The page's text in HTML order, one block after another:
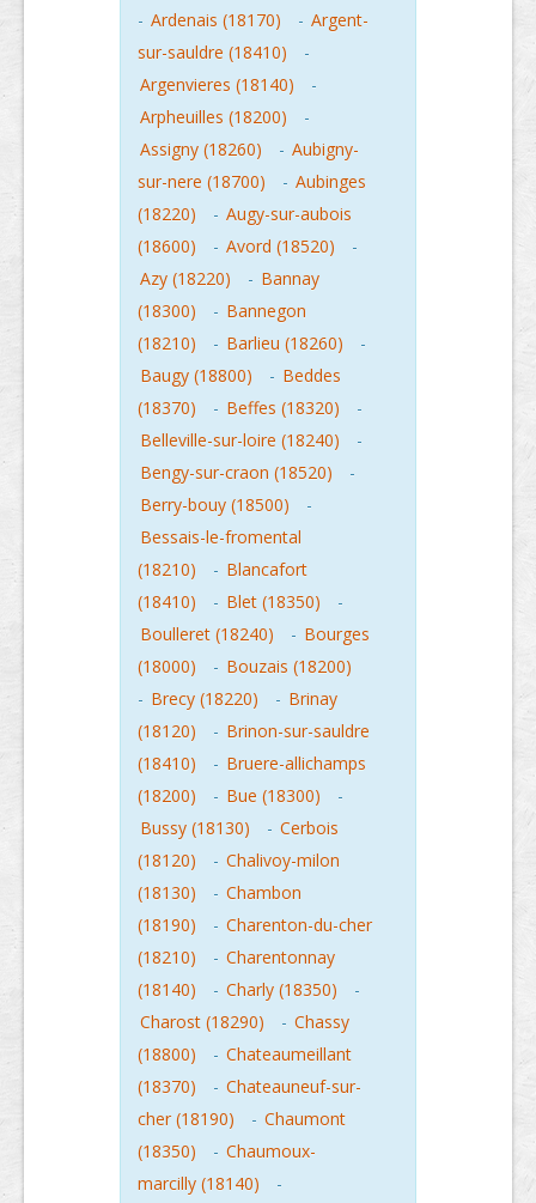
- Ardenais (18170) - Argent-
sur-sauldre (18410)
-
Argenvieres (18140)
-
Arpheuilles (18200)
-
Assigny (18260)
- Aubigny-
sur-nere (18700)
- Aubinges
(18220)
- Augy-sur-aubois
(18600)
- Avord (18520)
-
Azy (18220)
- Bannay
(18300)
- Bannegon
(18210)
- Barlieu (18260)
-
Baugy (18800)
- Beddes
(18370)
- Beffes (18320)
-
Belleville-sur-loire (18240)
-
Bengy-sur-craon (18520)
-
Berry-bouy (18500)
-
Bessais-le-fromental
(18210)
- Blancafort
(18410)
- Blet (18350)
-
Boulleret (18240)
- Bourges
(18000)
- Bouzais (18200)
- Brecy (18220) - Brinay
(18120)
- Brinon-sur-sauldre
(18410)
- Bruere-allichamps
(18200)
- Bue (18300)
-
Bussy (18130)
- Cerbois
(18120)
- Chalivoy-milon
(18130)
- Chambon
(18190)
- Charenton-du-cher
(18210)
- Charentonnay
(18140)
- Charly (18350)
-
Charost (18290)
- Chassy
(18800)
- Chateaumeillant
(18370)
- Chateauneuf-sur-
cher (18190)
- Chaumont
(18350)
- Chaumoux-
marcilly (18140)
-